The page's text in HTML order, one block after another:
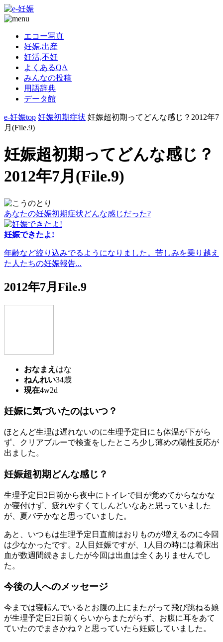
エコー写真
妊娠,出産
妊活,不妊
よくあるQA
みんなの投稿
用語辞典
データ館
e-妊娠top 妊娠初期症状 妊娠超初期ってどんな感じ？2012年7
月(File.9)
妊娠超初期ってどんな感じ？
2012年7月(File.9)
あなたの妊娠初期症状どんな感じだった?
妊娠できたよ!
年齢など絞り込みでるようになりました。苦しみを乗り越え
た人たちの妊娠報告...
2012年7月File.9
おなまえ はな
ねんれい34歳
現在4w2d
妊娠に気づいたのはいつ？
ほとんど生理は遅れないのに生理予定日にも体温が下がら
ず、クリアブルーで検査をしたところ少し薄めの陽性反応が
出ました。
妊娠超初期どんな感じ？
生理予定日2日前から夜中にトイレで目が覚めてからなかな
か寝付けず、疲れやすくてしんどいなあと思っていました
が、夏バテかなと思っていました。
あと、いつもは生理予定日直前はおりものが増えるのに今回
は少なかったです。2人目妊娠ですが、1人目の時には着床出
血が数週間続きましたが今回は出血は全くありませんでし
た。
今後の人へのメッセージ
今までは寝転んでいるとお腹の上にまたがって飛び跳ねる娘
が生理予定日2日前くらいからまたがらず、お腹に耳をあて
ていたのでまさかね？と思っていたら妊娠していました。